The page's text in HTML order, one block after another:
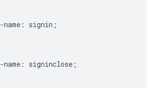
-name : signin ;
-name : signinclose ;